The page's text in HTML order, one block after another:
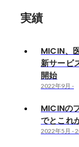
実績
MICIN、
新サービ
開始
2022年9月 -
MICINの
でとこれ
2022年5月 -